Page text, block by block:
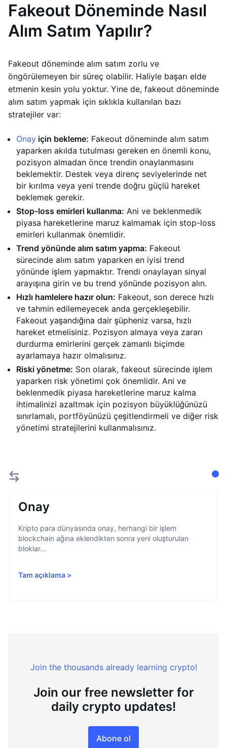
Fakeout Döneminde Nasıl
Alım Satım Yapılır?
Fakeout döneminde alım satım zorlu ve
öngörülemeyen bir süreç olabilir. Haliyle başarı elde
etmenin kesin yolu yoktur. Yine de, fakeout döneminde
alım satım yapmak için sıklıkla kullanılan bazı
stratejiler var:
Onay için bekleme: Fakeout döneminde alım satım
yaparken akılda tutulması gereken en önemli konu,
pozisyon almadan önce trendin onaylanmasını
beklemektir. Destek veya direnç seviyelerinde net
bir kırılma veya yeni trende doğru güçlü hareket
beklemek gerekir.
Stop-loss emirleri kullanma: Ani ve beklenmedik
piyasa hareketlerine maruz kalmamak için stop-loss
emirleri kullanmak önemlidir.
Trend yönünde alım satım yapma: Fakeout
sürecinde alım satım yaparken en iyisi trend
yönünde işlem yapmaktır. Trendi onaylayan sinyal
arayışına girin ve bu trend yönünde pozisyon alın.
Hızlı hamlelere hazır olun: Fakeout, son derece hızlı
ve tahmin edilemeyecek anda gerçekleşebilir.
Fakeout yaşandığına dair şüpheniz varsa, hızlı
hareket etmelisiniz. Pozisyon almaya veya zararı
durdurma emirlerini gerçek zamanlı biçimde
ayarlamaya hazır olmalısınız.
Riski yönetme: Son olarak, fakeout sürecinde işlem
yaparken risk yönetimi çok önemlidir. Ani ve
beklenmedik piyasa hareketlerine maruz kalma
ihtimalinizi azaltmak için pozisyon büyüklüğünüzü
sınırlamalı, portföyünüzü çeşitlendirmeli ve diğer risk
yönetimi stratejilerini kullanmalısınız.
Onay
Kripto para dünyasında onay, herhangi bir işlem
blockchain ağına eklendikten sonra yeni oluşturulan
bloklar...
Tam açıklama >
Join the thousands already learning crypto!
Join our free newsletter for
daily crypto updates!
Abone ol